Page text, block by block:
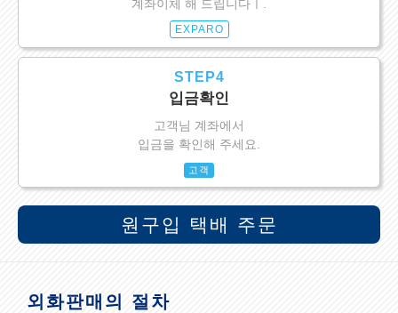
계좌이체 해 드립니다ㅣ.
EXPARO
STEP4
입금확인
고객님 계좌에서
입금을 확인해 주세요.
고객
원구입 택배 주문
외화판매의 절차